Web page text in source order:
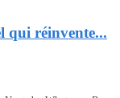
qui réinvente...